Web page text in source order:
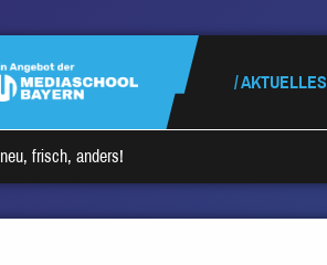
AKTUELLES
neu, frisch, anders!